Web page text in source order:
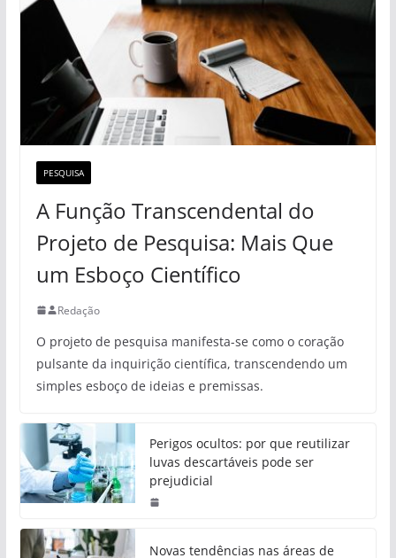
PESQUISA
A Função Transcendental do
Projeto de Pesquisa: Mais Que
um Esboço Científico
Redação
O projeto de pesquisa manifesta-se como o coração
pulsante da inquirição científica, transcendendo um
simples esboço de ideias e premissas.
Perigos ocultos: por que reutilizar
luvas descartáveis pode ser
prejudicial
Novas tendências nas áreas de